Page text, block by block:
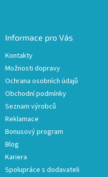
Informace pro Vás
Kontakty
Možnosti dopravy
Ochrana osobních údajů
Obchodní podmínky
Seznam výrobců
Reklamace
Bonusový program
Blog
Kariera
Spolupráce s dodavateli